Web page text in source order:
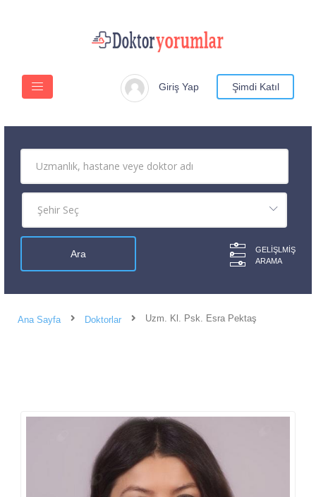
Giriş Yap Şimdi Katıl
GELIŞLMIŞ
ARAMA
Ana Sayfa Doktorlar Uzm. Kl. Psk. Esra Pektaş